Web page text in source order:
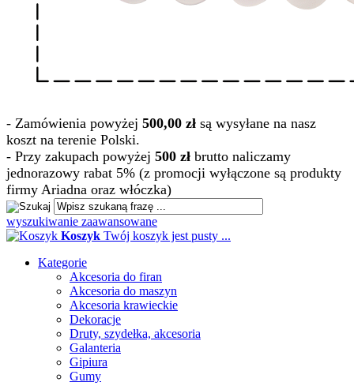
- Zamówienia powyżej 500,00 zł są wysyłane na nasz
koszt na terenie Polski.
- Przy zakupach powyżej 500 zł brutto naliczamy
jednorazowy rabat 5% (z promocji wyłączone są produkty
firmy Ariadna oraz włóczka)
wyszukiwanie zaawansowane
Koszyk Twój koszyk jest pusty ...
Kategorie
Akcesoria do firan
Akcesoria do maszyn
Akcesoria krawieckie
Dekoracje
Druty, szydełka, akcesoria
Galanteria
Gipiura
Gumy